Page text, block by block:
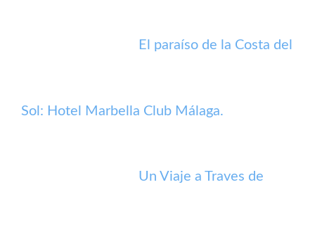
El paraíso de la Costa del
Sol: Hotel Marbella Club Málaga.
Un Viaje a Traves de